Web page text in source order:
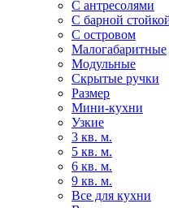
С антресолями
С барной
С островом
Малогабаритные
Модульные
Скрытые ручки
Размер
Мини-кухни
Узкие
3 кв. м.
5 кв. м.
6 кв. м.
9 кв. м.
Все для кухни